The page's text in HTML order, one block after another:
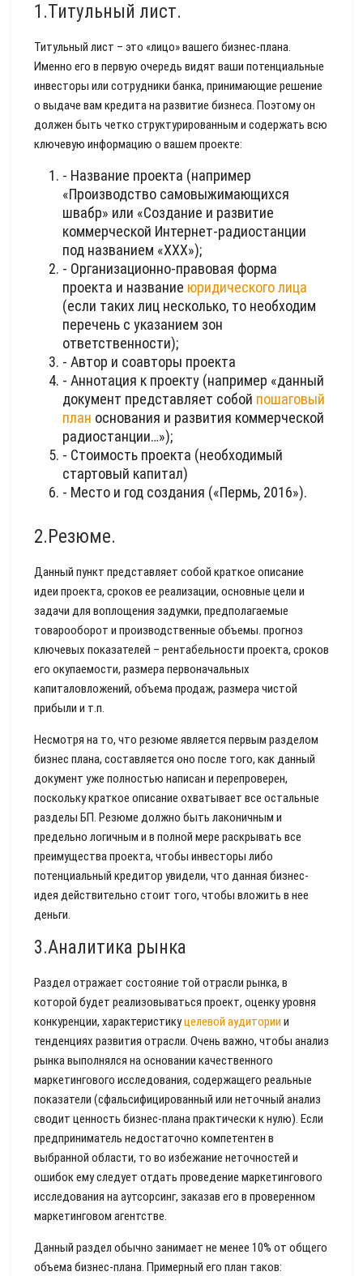
1.Титульный лист.
Титульный лист – это «лицо» вашего бизнес-плана.
Именно его в первую очередь видят ваши потенциальные
инвесторы или сотрудники банка, принимающие решение
о выдаче вам кредита на развитие бизнеса. Поэтому он
должен быть четко структурированным и содержать всю
ключевую информацию о вашем проекте:
- Название проекта (например
«Производство самовыжимающихся
швабр» или «Создание и развитие
коммерческой Интернет-радиостанции
под названием «ХХХ»);
- Организационно-правовая форма
проекта и название юридического лица
(если таких лиц несколько, то необходим
перечень с указанием зон
ответственности);
- Автор и соавторы проекта
- Аннотация к проекту (например «данный
документ представляет собой пошаговый
план основания и развития коммерческой
радиостанции…»);
- Стоимость проекта (необходимый
стартовый капитал)
- Место и год создания («Пермь, 2016»).
2.Резюме.
Данный пункт представляет собой краткое описание
идеи проекта, сроков ее реализации, основные цели и
задачи для воплощения задумки, предполагаемые
товарооборот и производственные объемы. прогноз
ключевых показателей – рентабельности проекта, сроков
его окупаемости, размера первоначальных
капиталовложений, объема продаж, размера чистой
прибыли и т.п.
Несмотря на то, что резюме является первым разделом
бизнес плана, составляется оно после того, как данный
документ уже полностью написан и перепроверен,
поскольку краткое описание охватывает все остальные
разделы БП. Резюме должно быть лаконичным и
предельно логичным и в полной мере раскрывать все
преимущества проекта, чтобы инвесторы либо
потенциальный кредитор увидели, что данная бизнес-
идея действительно стоит того, чтобы вложить в нее
деньги.
3.Аналитика рынка
Раздел отражает состояние той отрасли рынка, в
которой будет реализовываться проект, оценку уровня
конкуренции, характеристикуцелевой аудитории и
тенденциях развития отрасли. Очень важно, чтобы анализ
рынка выполнялся на основании качественного
маркетингового исследования, содержащего реальные
показатели (сфальсифицированный или неточный анализ
сводит ценность бизнес-плана практически к нулю). Если
предприниматель недостаточно компетентен в
выбранной области, то во избежание неточностей и
ошибок ему следует отдать проведение маркетингового
исследования на аутсорсинг, заказав его в проверенном
маркетинговом агентстве.
Данный раздел обычно занимает не менее 10% от общего
объема бизнес-плана. Примерный его план таков: